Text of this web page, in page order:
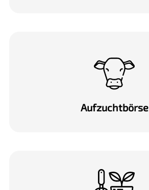
Aufzucht­börse